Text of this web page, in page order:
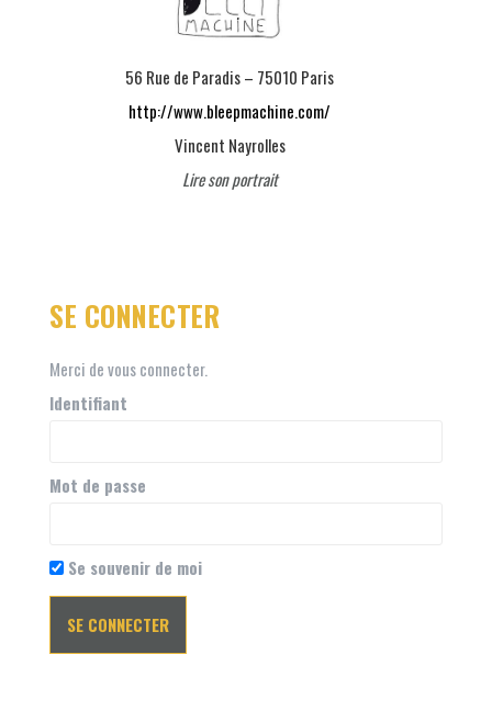
56 Rue de Paradis – 75010 Paris
http://www.bleepmachine.com/
Vincent Nayrolles
Lire son portrait
SE CONNECTER
Merci de vous connecter.
Identifiant
Mot de passe
Se souvenir de moi